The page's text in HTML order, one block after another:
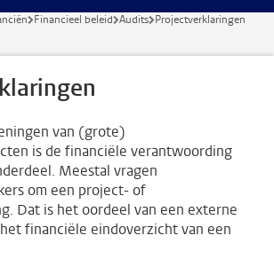
Financieel beleid Audits Projectverklaringen
van (grote)
is de financiële verantwoording
Meestal vragen
om een project- of
Dat is het oordeel van een externe
financiële eindoverzicht van een